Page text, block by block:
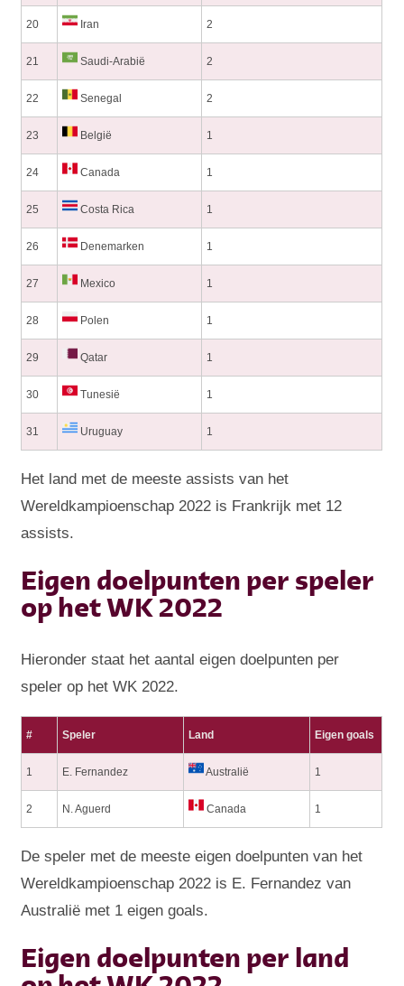
20 Iran 2
21 Saudi-Arabië 2
22 Senegal 2
23 België 1
24 Canada 1
25 Costa Rica 1
26 Denemarken 1
27 Mexico 1
28 Polen 1
29 Qatar 1
30 Tunesië 1
31 Uruguay 1
Het land met de meeste assists van het
Wereldkampioenschap 2022 is Frankrijk met 12
assists.
Eigen doelpunten per speler
op het WK 2022
Hieronder staat het aantal eigen doelpunten per
speler op het WK 2022.
# Speler Land Eigen goals
1 E. Fernandez Australië 1
2 N. Aguerd Canada 1
De speler met de meeste eigen doelpunten van het
Wereldkampioenschap 2022 is E. Fernandez van
Australië met 1 eigen goals.
Eigen doelpunten per land